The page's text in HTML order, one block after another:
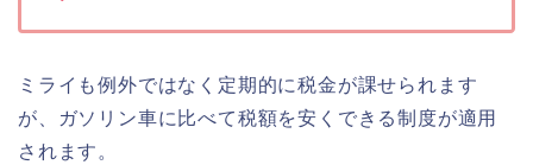
ミライも例外ではなく定期的に税金が課せられます
が、ガソリン車に比べて税額を安くできる制度が適用
されます。